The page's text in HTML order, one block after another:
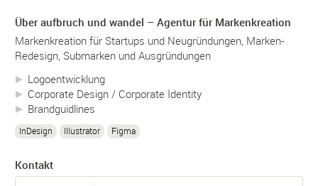
Über aufbruch und wandel – Agentur für Markenkreation
Markenkreation für Startups und Neugründungen, Marken-
Redesign, Submarken und Ausgründungen
Logoentwicklung
Corporate Design / Corporate Identity
Brandguidlines
InDesign Illustrator Figma
Kontakt